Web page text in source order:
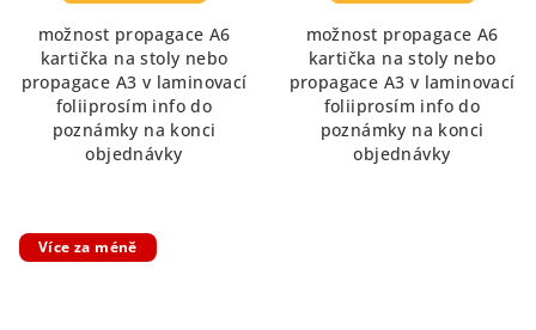
možnost propagace A6
kartička na stoly nebo
propagace A3 v laminovací
foliiprosím info do
poznámky na konci
objednávky
možnost propagace A6
kartička na stoly nebo
propagace A3 v laminovací
foliiprosím info do
poznámky na konci
objednávky
Více za méně